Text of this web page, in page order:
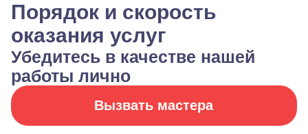
Порядок и скорость
оказания услуг
Убедитесь в качестве нашей
работы лично
Вызвать мастера